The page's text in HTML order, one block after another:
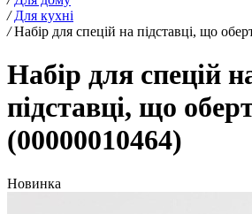
/ Для кухні
/ Набір для спецій на підставці, що
Набір для спецій
підставці, що
(00000010464)
Новинка